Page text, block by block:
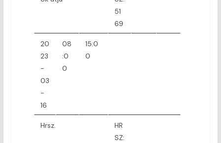
51
69
20
23
-
03
-
16
08
:0
0
15:0
0
Hrsz.
HR
SZ: